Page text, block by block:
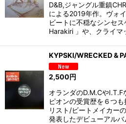
D&B,ジャングル重鎮
による2019年作。ヴォ
ビートに不穏なシンセ
Harakiri 」や、クライ
KYPSKI/WRECKED &
2,500円
オランダのD.M.Cや
ピオンの受賞歴を６つ
リスト/ビートメイカー
発表したデビューアル